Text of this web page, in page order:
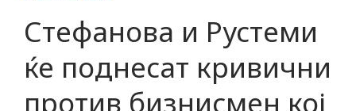
Стефанова и Рустеми
ќе поднесат кривични
против бизнисмен кој